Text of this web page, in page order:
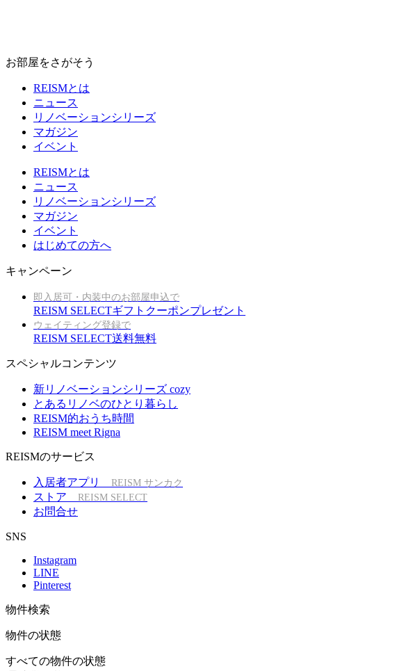
お部屋をさがそう
REISMとは
ニュース
リノベーションシリーズ
マガジン
イベント
REISMとは
ニュース
リノベーションシリーズ
マガジン
イベント
はじめての方へ
キャンペーン
即入居可・内装中のお部屋申込で
REISM SELECTギフトクーポンプレゼント
ウェイティング登録で
REISM SELECT送料無料
スペシャルコンテンツ
新リノベーションシリーズ cozy
とあるリノベのひとり暮らし
REISM的おうち時間
REISM meet Rigna
REISMのサービス
入居者アプリ REISM サンカク
ストア REISM SELECT
お問合せ
SNS
Instagram
LINE
Pinterest
物件検索
物件の状態
すべての物件の状態